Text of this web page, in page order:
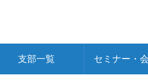
支部一覧 セミナー・